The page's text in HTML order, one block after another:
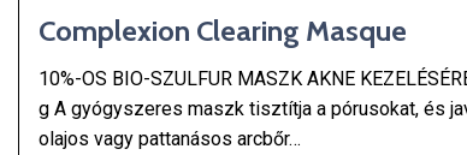
Complexion Clearing Masque
10%-OS BIO-SZULFUR MASZK AKNE
g A gyógyszeres maszk tisztítja a pórusokat, és
olajos vagy pattanásos arcbőr…